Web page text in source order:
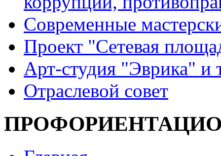
Современные
Проект "Сетевая
Арт-студия "Эврика" и
Отраслевой совет